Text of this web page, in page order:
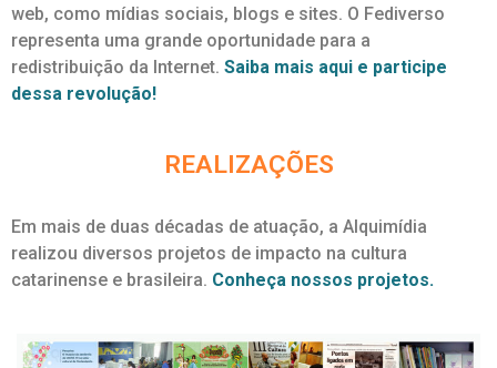
web, como mídias sociais, blogs e sites. O Fediverso
representa uma grande oportunidade para a
redistribuição da Internet. Saiba mais aqui e participe
dessa revolução!
REALIZAÇÕES
Em mais de duas décadas de atuação, a Alquimídia
realizou diversos projetos de impacto na cultura
catarinense e brasileira. Conheça nossos projetos.